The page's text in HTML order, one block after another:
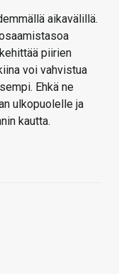
aikavälillä.
piirien
voi vahvistua
Ehkä ne
ulkopuolelle ja
kautta.